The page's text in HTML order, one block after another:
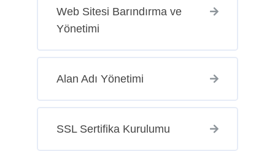
Web Sitesi Barındırma ve
Yönetimi
Alan Adı Yönetimi
SSL Sertifika Kurulumu